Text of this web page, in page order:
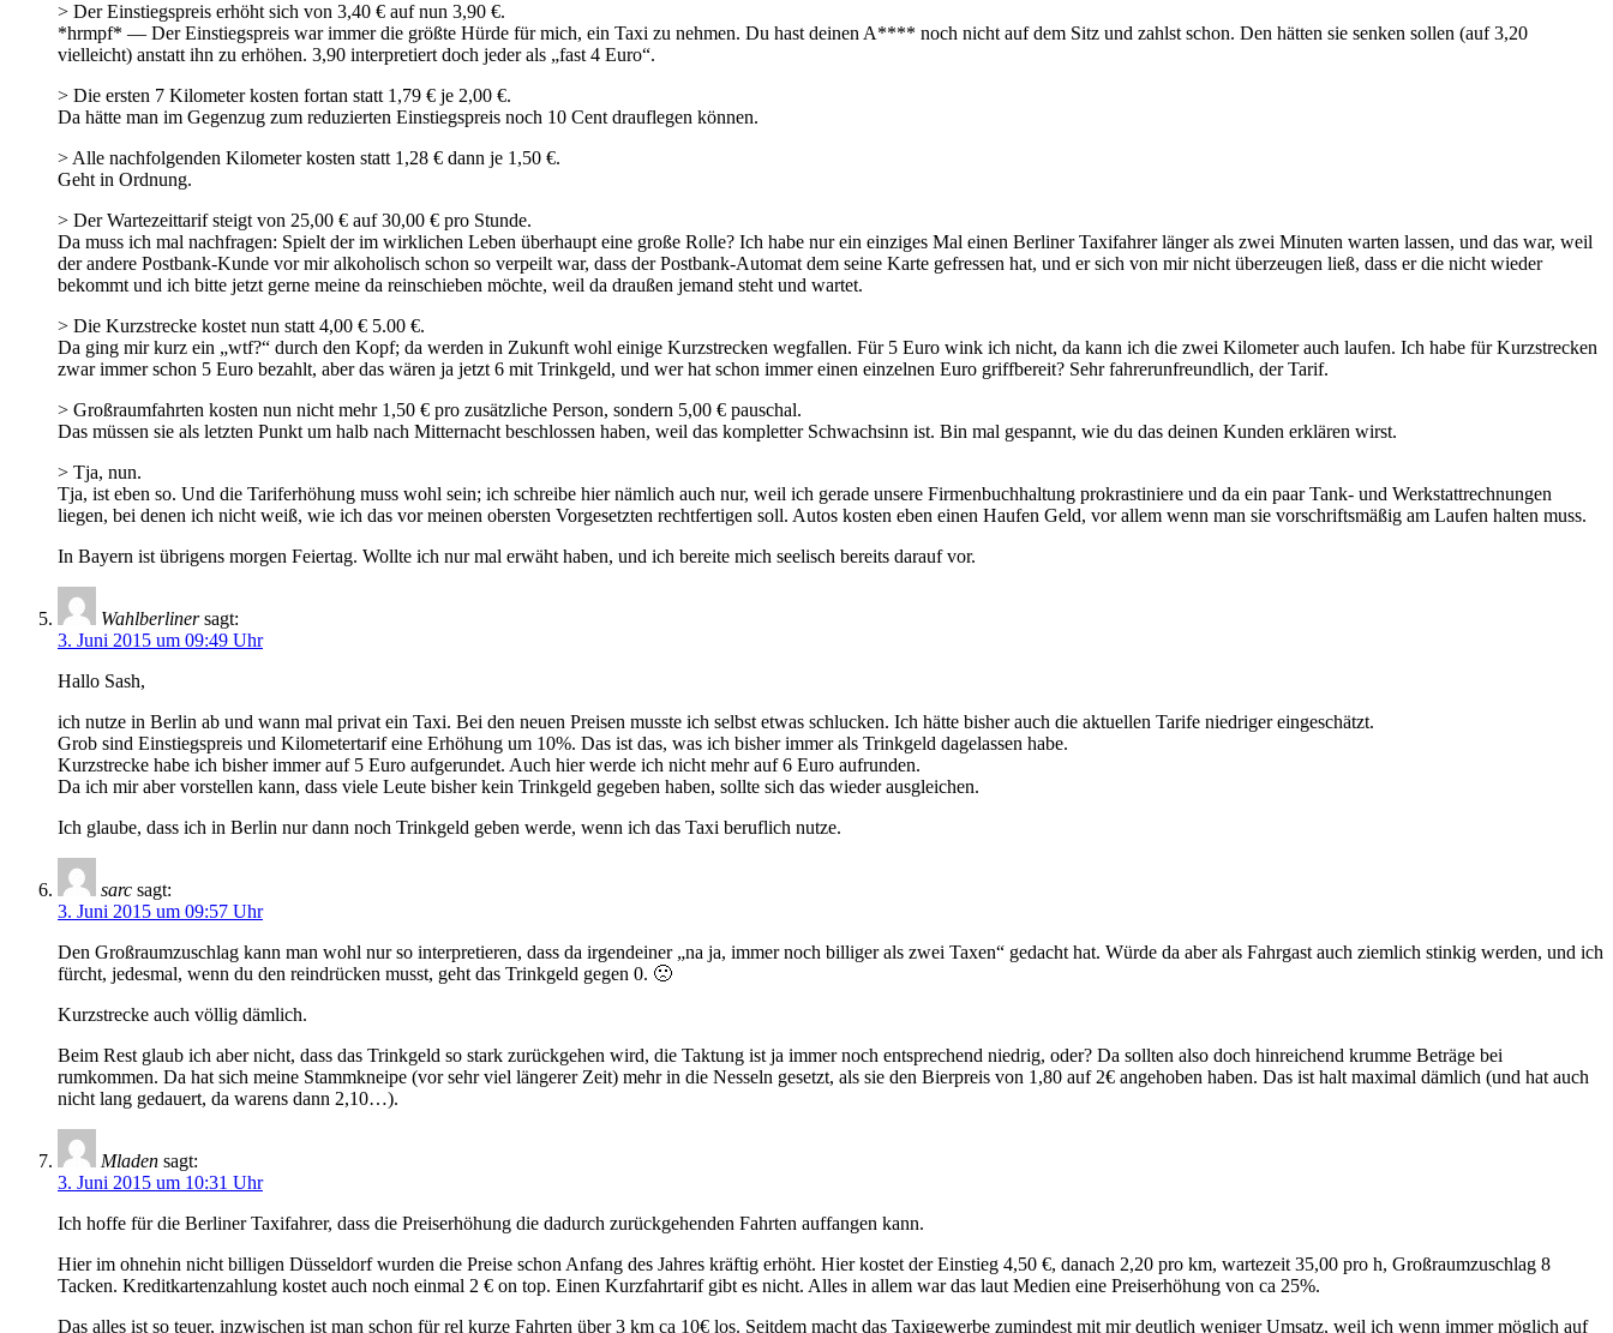
> Der Einstiegspreis erhöht sich von 3,40 € auf nun 3,90 €.
*hrmpf* — Der Einstiegspreis war immer die größte Hürde für mich, ein Taxi zu nehmen. Du hast deinen A**** noch nicht auf dem Sitz und zahlst schon. Den hätten sie senken sollen (auf 3,20
vielleicht) anstatt ihn zu erhöhen. 3,90 interpretiert doch jeder als „fast 4 Euro“.
> Die ersten 7 Kilometer kosten fortan statt 1,79 € je 2,00 €.
Da hätte man im Gegenzug zum reduzierten Einstiegspreis noch 10 Cent drauflegen können.
> Alle nachfolgenden Kilometer kosten statt 1,28 € dann je 1,50 €.
Geht in Ordnung.
> Der Wartezeittarif steigt von 25,00 € auf 30,00 € pro Stunde.
Da muss ich mal nachfragen: Spielt der im wirklichen Leben überhaupt eine große Rolle? Ich habe nur ein einziges Mal einen Berliner Taxifahrer länger als zwei Minuten warten lassen, und das war, weil
der andere Postbank-Kunde vor mir alkoholisch schon so verpeilt war, dass der Postbank-Automat dem seine Karte gefressen hat, und er sich von mir nicht überzeugen ließ, dass er die nicht wieder
bekommt und ich bitte jetzt gerne meine da reinschieben möchte, weil da draußen jemand steht und wartet.
> Die Kurzstrecke kostet nun statt 4,00 € 5.00 €.
Da ging mir kurz ein „wtf?“ durch den Kopf; da werden in Zukunft wohl einige Kurzstrecken wegfallen. Für 5 Euro wink ich nicht, da kann ich die zwei Kilometer auch laufen. Ich habe für Kurzstrecken
zwar immer schon 5 Euro bezahlt, aber das wären ja jetzt 6 mit Trinkgeld, und wer hat schon immer einen einzelnen Euro griffbereit? Sehr fahrerunfreundlich, der Tarif.
> Großraumfahrten kosten nun nicht mehr 1,50 € pro zusätzliche Person, sondern 5,00 € pauschal.
Das müssen sie als letzten Punkt um halb nach Mitternacht beschlossen haben, weil das kompletter Schwachsinn ist. Bin mal gespannt, wie du das deinen Kunden erklären wirst.
> Tja, nun.
Tja, ist eben so. Und die Tariferhöhung muss wohl sein; ich schreibe hier nämlich auch nur, weil ich gerade unsere Firmenbuchhaltung prokrastiniere und da ein paar Tank- und Werkstattrechnungen
liegen, bei denen ich nicht weiß, wie ich das vor meinen obersten Vorgesetzten rechtfertigen soll. Autos kosten eben einen Haufen Geld, vor allem wenn man sie vorschriftsmäßig am Laufen halten muss.
In Bayern ist übrigens morgen Feiertag. Wollte ich nur mal erwäht haben, und ich bereite mich seelisch bereits darauf vor.
Wahlberliner sagt:
3. Juni 2015 um 09:49 Uhr
Hallo Sash,
ich nutze in Berlin ab und wann mal privat ein Taxi. Bei den neuen Preisen musste ich selbst etwas schlucken. Ich hätte bisher auch die aktuellen Tarife niedriger eingeschätzt.
Grob sind Einstiegspreis und Kilometertarif eine Erhöhung um 10%. Das ist das, was ich bisher immer als Trinkgeld dagelassen habe.
Kurzstrecke habe ich bisher immer auf 5 Euro aufgerundet. Auch hier werde ich nicht mehr auf 6 Euro aufrunden.
Da ich mir aber vorstellen kann, dass viele Leute bisher kein Trinkgeld gegeben haben, sollte sich das wieder ausgleichen.
Ich glaube, dass ich in Berlin nur dann noch Trinkgeld geben werde, wenn ich das Taxi beruflich nutze.
sarc sagt:
3. Juni 2015 um 09:57 Uhr
Den Großraumzuschlag kann man wohl nur so interpretieren, dass da irgendeiner „na ja, immer noch billiger als zwei Taxen“ gedacht hat. Würde da aber als Fahrgast auch ziemlich stinkig werden, und ich
fürcht, jedesmal, wenn du den reindrücken musst, geht das Trinkgeld gegen 0. 🙁
Kurzstrecke auch völlig dämlich.
Beim Rest glaub ich aber nicht, dass das Trinkgeld so stark zurückgehen wird, die Taktung ist ja immer noch entsprechend niedrig, oder? Da sollten also doch hinreichend krumme Beträge bei
rumkommen. Da hat sich meine Stammkneipe (vor sehr viel längerer Zeit) mehr in die Nesseln gesetzt, als sie den Bierpreis von 1,80 auf 2€ angehoben haben. Das ist halt maximal dämlich (und hat auch
nicht lang gedauert, da warens dann 2,10…).
Mladen sagt:
3. Juni 2015 um 10:31 Uhr
Ich hoffe für die Berliner Taxifahrer, dass die Preiserhöhung die dadurch zurückgehenden Fahrten auffangen kann.
Hier im ohnehin nicht billigen Düsseldorf wurden die Preise schon Anfang des Jahres kräftig erhöht. Hier kostet der Einstieg 4,50 €, danach 2,20 pro km, wartezeit 35,00 pro h, Großraumzuschlag 8
Tacken. Kreditkartenzahlung kostet auch noch einmal 2 € on top. Einen Kurzfahrtarif gibt es nicht. Alles in allem war das laut Medien eine Preiserhöhung von ca 25%.
Das alles ist so teuer, inzwischen ist man schon für rel kurze Fahrten über 3 km ca 10€ los. Seitdem macht das Taxigewerbe zumindest mit mir deutlich weniger Umsatz, weil ich wenn immer möglich auf